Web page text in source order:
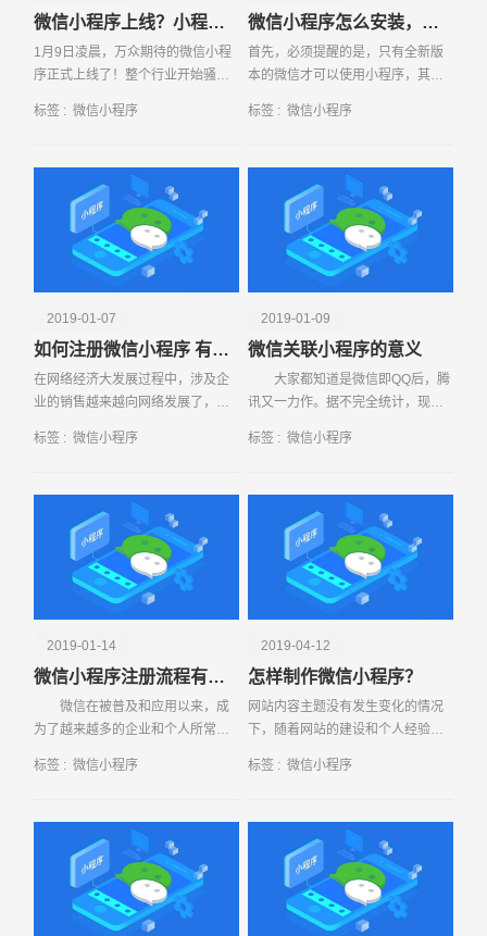
微信小程序上线？小程序到底是什么？
1月9日凌晨，万众期待的微信小程
序正式上线了！整个行业开始骚动
撕百度，脚踹阿里 听起来似乎有点
标签 : 微信小程序
微信小程序怎么安装，在哪里找？
首先，必须提醒的是，只有全新版
本的微信才可以使用小程序，其他
把你的微信更新至iOS6 5 3版本或
标签 : 微信小程序
2019-01-07
如何注册微信小程序 有哪些注意事项
在网络经济大发展过程中，涉及企
业的销售越来越向网络发展了，可
遇到瓶颈，因此越来越多的企业就
企业发展中，很多企业
标签 : 微信小程序
2019-01-09
微信关联小程序的意义
大家都知道是微信即QQ后，腾
讯又一力作。据不完全统计，现在
微信关联小程序更加方便了人们的
标签 : 微信小程序
2019-01-14
微信小程序注册流程有哪些
微信在被普及和应用以来，成
为了越来越多的企业和个人所常用
和简洁的聊天界面受到了诸多的欢
标签 : 微信小程序
2019-04-12
怎样制作微信小程序？
网站内容主题没有发生变化的情况
下，随着网站的建设和个人经验的
问题，网站结构改版因为种种原因
么小编在这里郑重提示
标签 : 微信小程序
请输入您的公司名称 名字
电话 微信号